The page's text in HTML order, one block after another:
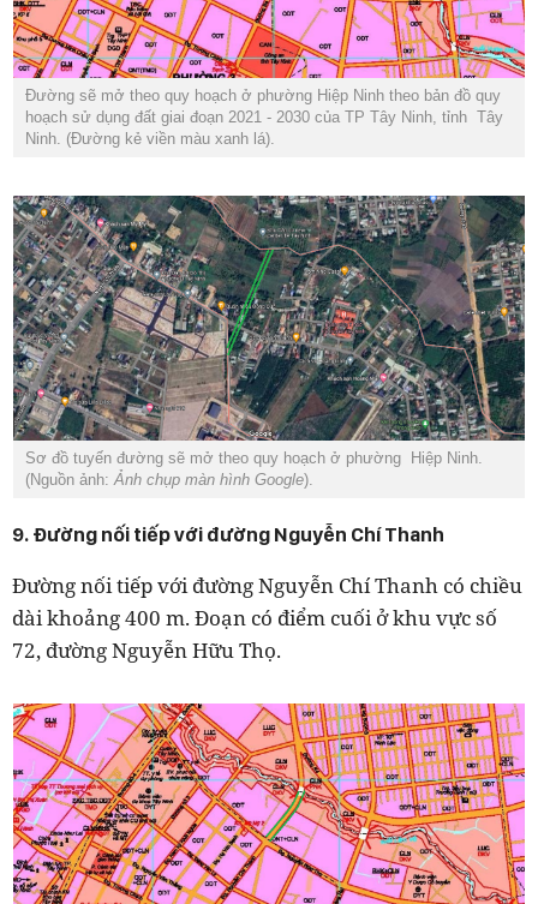
Đường sẽ mở theo quy hoạch ở phường Hiệp Ninh theo bản đồ quy
hoạch sử dụng đất giai đoạn 2021 - 2030 của TP Tây Ninh, tỉnh Tây
Ninh. (Đường kẻ viền màu xanh lá).
Sơ đồ tuyến đường sẽ mở theo quy hoạch ở phường Hiệp Ninh.
(Nguồn ảnh:Ảnh chụp màn hình Google).
9. Đường nối tiếp với đường Nguyễn Chí Thanh
Đường nối tiếp với đường Nguyễn Chí Thanh có chiều
dài khoảng 400 m. Đoạn có điểm cuối ở khu vực số
72, đường Nguyễn Hữu Thọ.